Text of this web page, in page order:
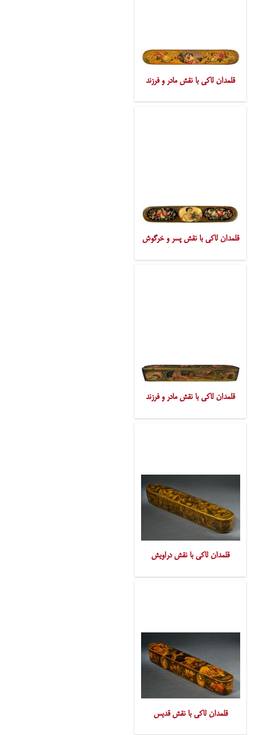
قلمدان لاکی با نقش مادر و فرزند
قلمدان لاکی با نقش پسر و خرگوش
قلمدان لاکی با نقش مادر و فرزند
قلمدان لاکی با نقش دراویش
قلمدان لاکی با نقش قدیس